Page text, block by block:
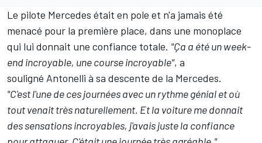
Le pilote Mercedes était en pole et n'a jamais été
menacé pour la première place, dans une monoplace
qui lui donnait une confiance totale. "Ça a été un week-
end incroyable, une course incroyable", a
souligné Antonelli à sa descente de la Mercedes.
"C'est l'une de ces journées avec un rythme génial et où
tout venait très naturellement. Et la voiture me donnait
des sensations incroyables, j'avais juste la confiance